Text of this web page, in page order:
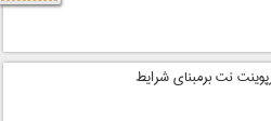
نت برمبنای شرایط